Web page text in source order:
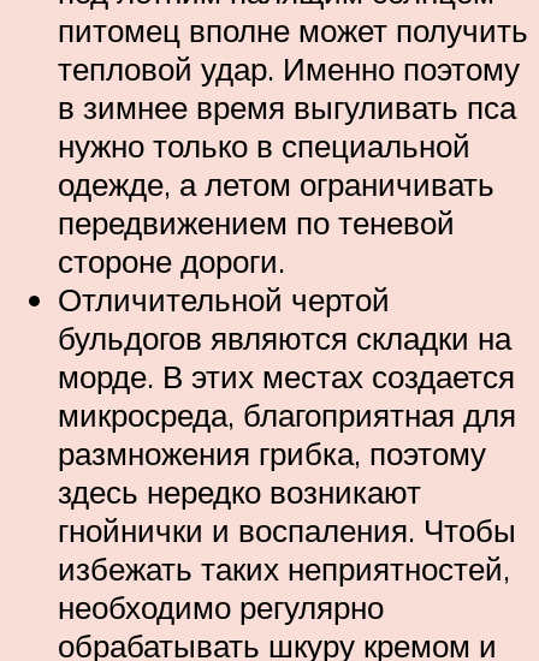
питомец вполне может получить
тепловой удар. Именно поэтому
в зимнее время выгуливать пса
нужно только в специальной
одежде, а летом ограничивать
передвижением по теневой
стороне дороги.
Отличительной чертой
бульдогов являются складки на
морде. В этих местах создается
микросреда, благоприятная для
размножения грибка, поэтому
здесь нередко возникают
гнойнички и воспаления. Чтобы
избежать таких неприятностей,
необходимо регулярно
обрабатывать шкуру кремом и